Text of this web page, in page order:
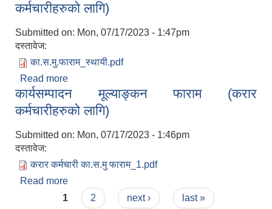
कर्मचारीहरुको लागि)
Submitted on: Mon, 07/17/2023 - 1:47pm
दस्तावेज:
का.स.मु.फाराम_स्थायी.pdf
Read more
कर्मचारीहरुको लागि)
कार्यसम्पादन मूल्याङ्कन फाराम (करार
कर्मचारीहरुको लागि)
Submitted on: Mon, 07/17/2023 - 1:46pm
दस्तावेज:
करार कर्मचारी का.स.मु फाराम_1.pdf
Read more
कर्मचारीहरुको लागि)
Pages
1 2 next › last »